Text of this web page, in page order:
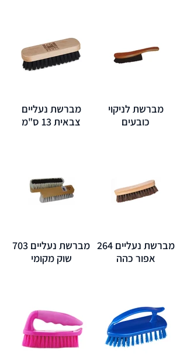
מברשת לניקוי
כובעים
מברשת נעליים
צבאית 13 ס"מ
מברשת נעליים 264
אפור כהה
מברשת נעליים 703
שוק מקומי